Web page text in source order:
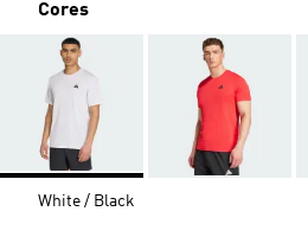
Cores
White / Black